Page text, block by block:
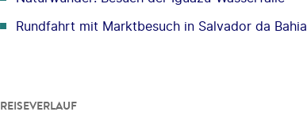
Rundfahrt mit Marktbesuch in Salvador da Bahia
REISEVERLAUF